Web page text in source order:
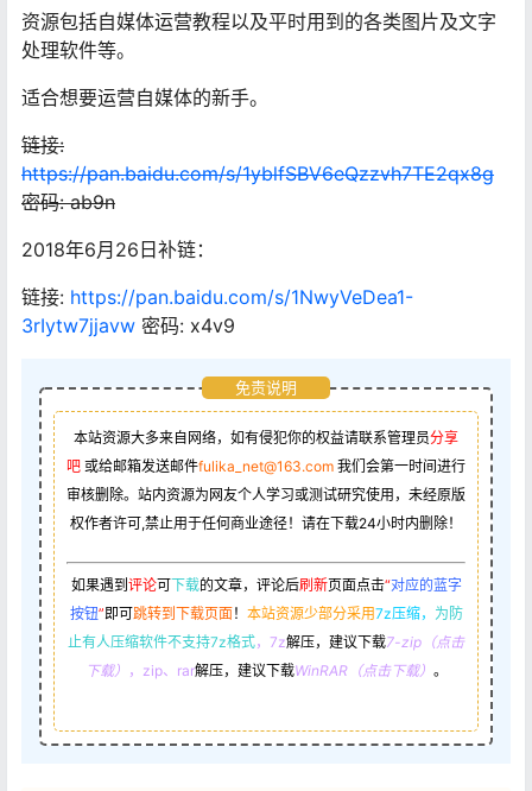
资源包括自媒体运营教程以及平时用到的各类图片及文字
处理软件等。
适合想要运营自媒体的新手。
链接:
https://pan.baidu.com/s/1yblfSBV6eQzzvh7TE2qx8g
密码: ab9n
2018年6月26日补链：
链接: https://pan.baidu.com/s/1NwyVeDea1-
3rIytw7jjavw 密码: x4v9
免责说明
本站资源大多来自网络，如有侵犯你的权益请联系管理员分享
吧 或给邮箱发送邮件fulika_net@163.com 我们会第一时间进行
审核删除。站内资源为网友个人学习或测试研究使用，未经原版
权作者许可,禁止用于任何商业途径！请在下载24小时内删除！
如果遇到 评论可下载的文章，评论后刷新页面点击“对应的蓝字
按钮”即可跳转到下载页面！ 本站资源少部分采用7z压缩， 为防
止有人压缩软件不支持7z格式，7z解压，建议下载7-zip（点击
下载） ，zip、rar解压，建议下载WinRAR（点击下载） 。